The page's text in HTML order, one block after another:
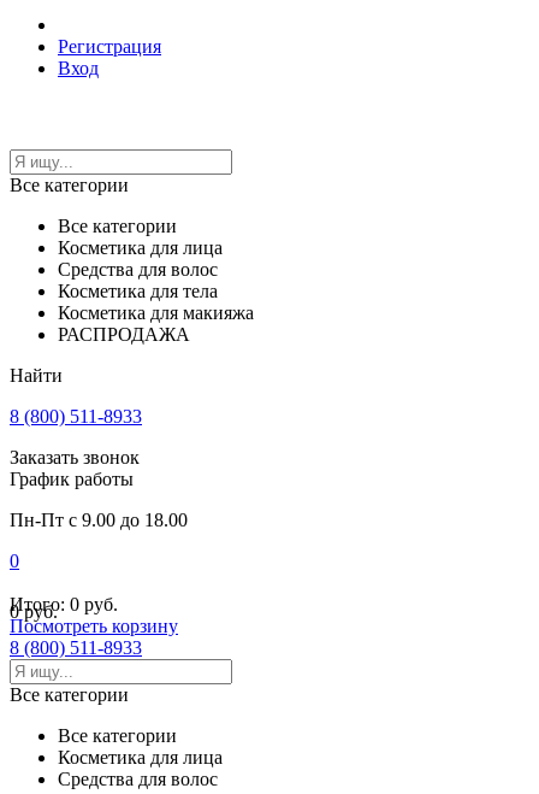
Регистрация
Вход
Все категории
Все категории
Косметика для лица
Средства для волос
Косметика для тела
Косметика для макияжа
РАСПРОДАЖА
Найти
8 (800) 511-8933
Заказать звонок
График работы
Пн-Пт с 9.00 до 18.00
0
0 руб.
Итого: 0 руб.
Посмотреть корзину
8 (800) 511-8933
Все категории
Все категории
Косметика для лица
Средства для волос